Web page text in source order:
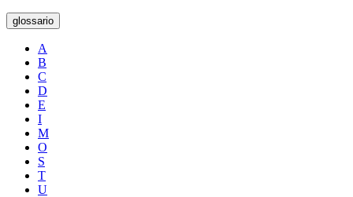
glossario
A
B
C
D
E
I
M
O
S
T
U